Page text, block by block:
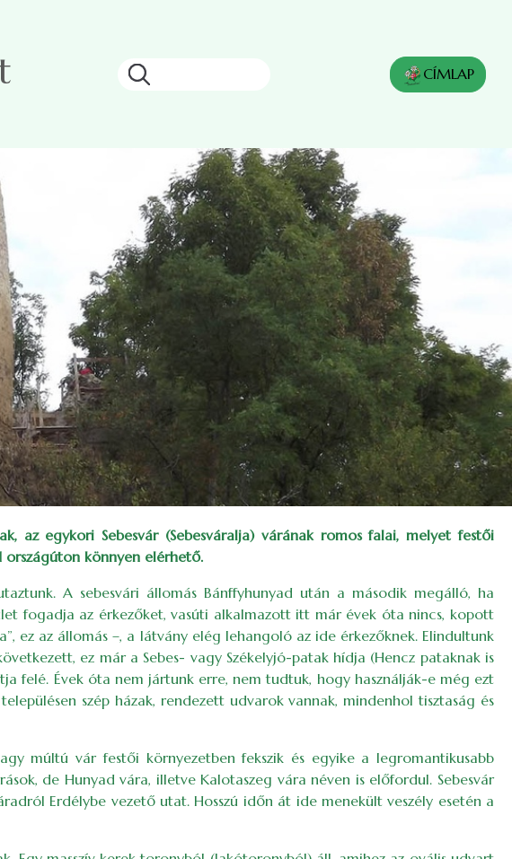
CÍMLAP
egykori Sebesvár (Sebesváralja) várának romos falai, melyet festői
országúton könnyen elérhető.
A sebesvári állomás Bánffyhunyad után a második megálló, ha
fogadja az érkezőket, vasúti alkalmazott itt már évek óta nincs, kopott
ez az állomás –, a látvány elég lehangoló az ide érkezőknek. Elindultunk
ez már a Sebes- vagy Székelyjó-patak hídja (Hencz pataknak is
felé. Évek óta nem jártunk erre, nem tudtuk, hogy használják-e még ezt
szép házak, rendezett udvarok vannak, mindenhol tisztaság és
múltú vár festői környezetben fekszik és egyike a legromantikusabb
de Hunyad vára, illetve Kalotaszeg vára néven is előfordul. Sebesvár
Erdélybe vezető utat. Hosszú időn át ide menekült veszély esetén a